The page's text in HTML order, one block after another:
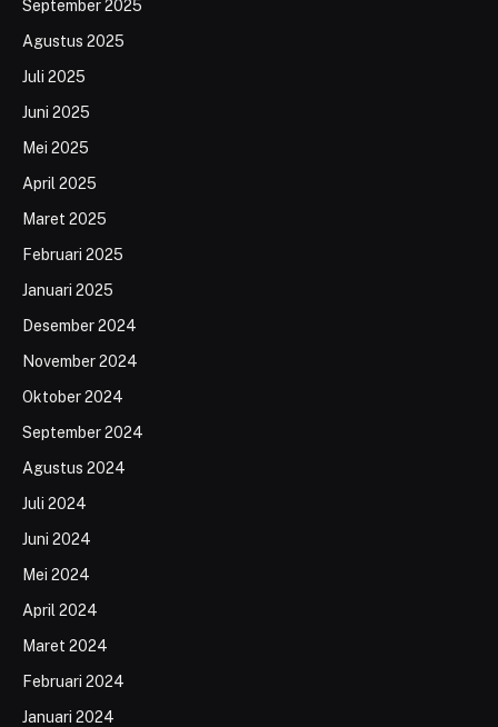
September 2025
Agustus 2025
Juli 2025
Juni 2025
Mei 2025
April 2025
Maret 2025
Februari 2025
Januari 2025
Desember 2024
November 2024
Oktober 2024
September 2024
Agustus 2024
Juli 2024
Juni 2024
Mei 2024
April 2024
Maret 2024
Februari 2024
Januari 2024